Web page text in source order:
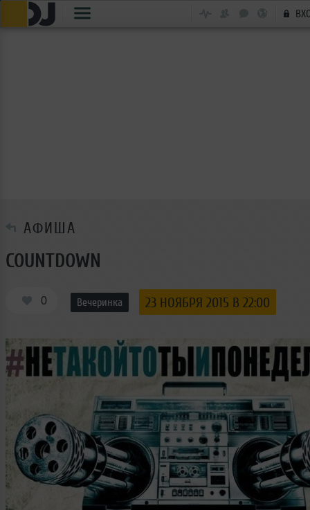
АФИША
COUNTDOWN
0 Вечеринка 23 НОЯБРЯ 2015 В 22:00